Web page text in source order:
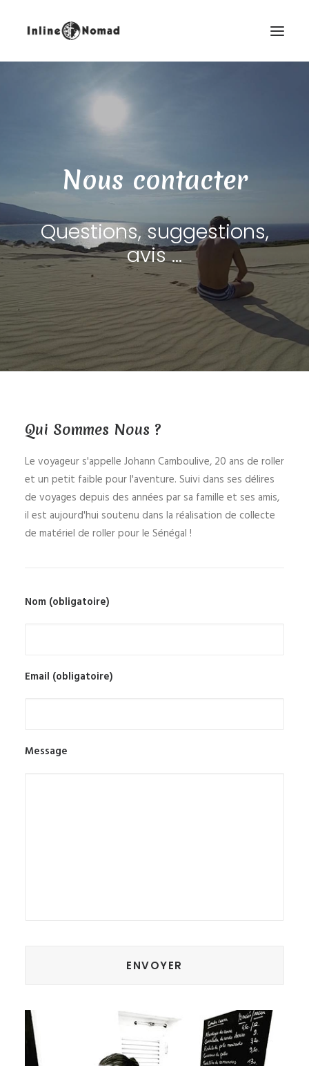
FR
Nous contacter
Questions, suggestions,
avis ...
Qui Sommes Nous ?
Le voyageur s'appelle Johann Camboulive, 20 ans de roller
et un petit faible pour l'aventure. Suivi dans ses délires
de voyages depuis des années par sa famille et ses amis,
il est aujourd'hui soutenu dans la réalisation de collecte
de matériel de roller pour le Sénégal !
Nom (obligatoire)
Email (obligatoire)
Message